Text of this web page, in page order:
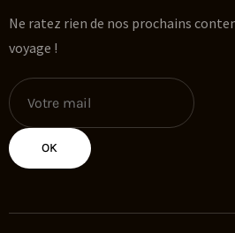
Ne ratez rien de nos prochains
voyage !
OK